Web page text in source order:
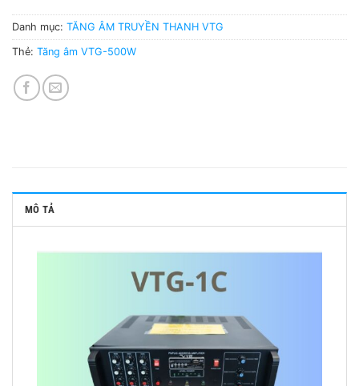
Danh mục: TĂNG ÂM TRUYỀN THANH VTG
Thẻ: Tăng âm VTG-500W
MÔ TẢ